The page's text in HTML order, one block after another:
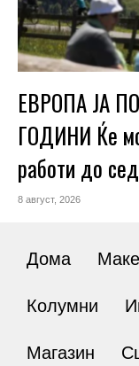
ЕВРОПА ЈА
ГОДИНИ Ќе
работи до
8 август, 2026
Дома
Колумни
Магазин